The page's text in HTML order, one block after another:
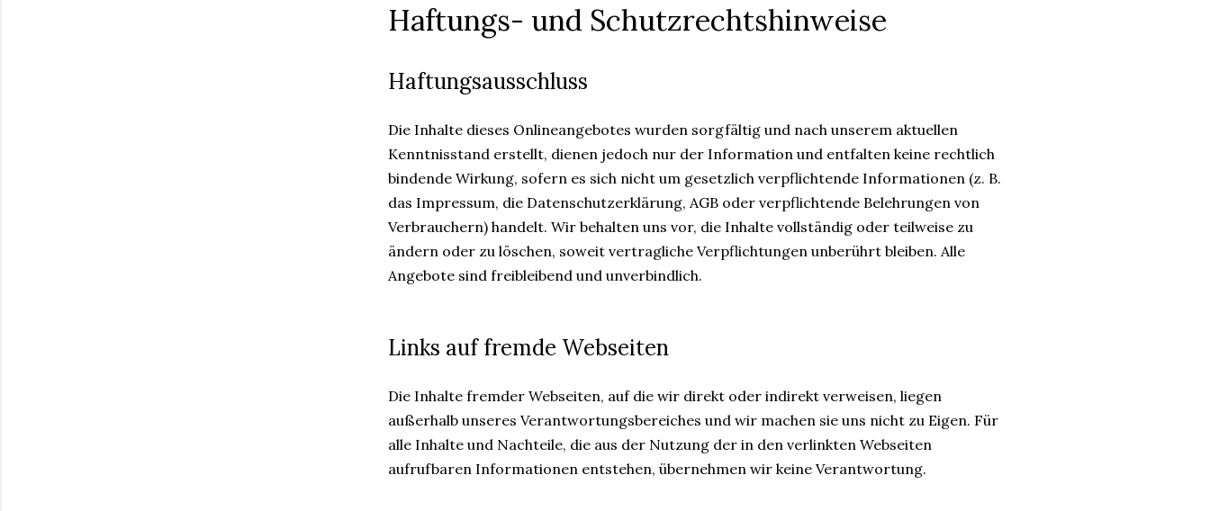
Haftungs- und Schutzrechtshinweise
Haftungsausschluss
Die Inhalte dieses Onlineangebotes wurden sorgfältig und nach unserem aktuellen
Kenntnisstand erstellt, dienen jedoch nur der Information und entfalten keine rechtlich
bindende Wirkung, sofern es sich nicht um gesetzlich verpflichtende Informationen (z. B.
das Impressum, die Datenschutzerklärung, AGB oder verpflichtende Belehrungen von
Verbrauchern) handelt. Wir behalten uns vor, die Inhalte vollständig oder teilweise zu
ändern oder zu löschen, soweit vertragliche Verpflichtungen unberührt bleiben. Alle
Angebote sind freibleibend und unverbindlich.
Links auf fremde Webseiten
Die Inhalte fremder Webseiten, auf die wir direkt oder indirekt verweisen, liegen
außerhalb unseres Verantwortungsbereiches und wir machen sie uns nicht zu Eigen. Für
alle Inhalte und Nachteile, die aus der Nutzung der in den verlinkten Webseiten
aufrufbaren Informationen entstehen, übernehmen wir keine Verantwortung.